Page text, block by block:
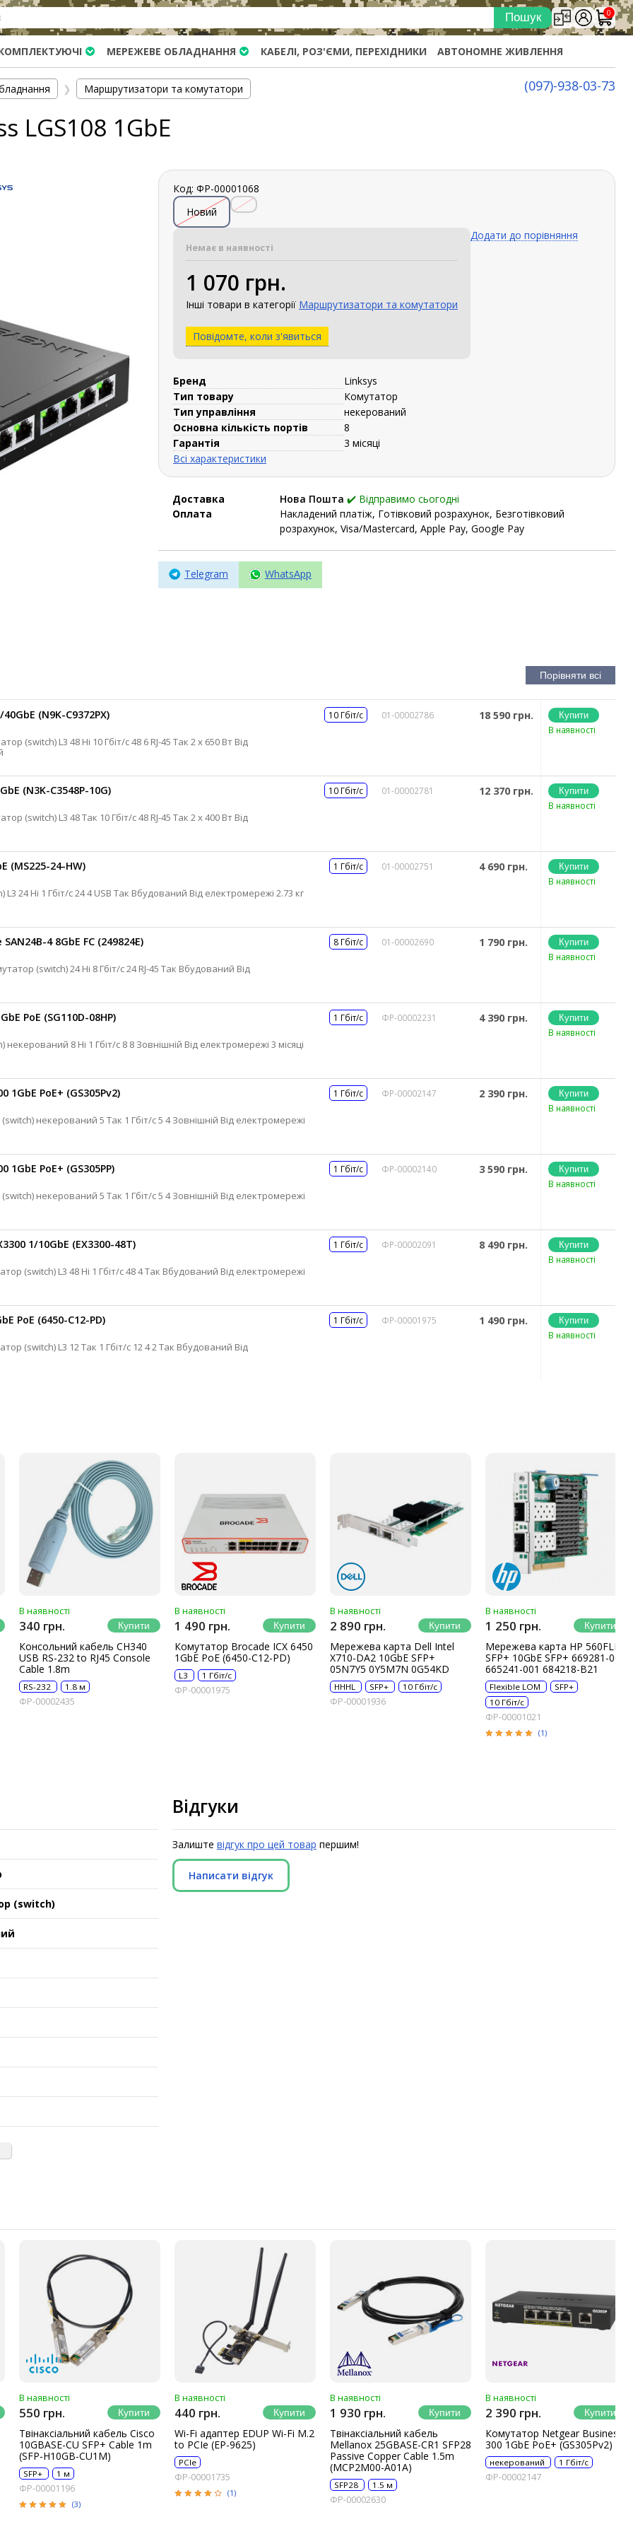
0
МЕРЕЖЕВЕ ОБЛАДНАННЯ КАБЕЛІ, РОЗ'ЄМИ, ПЕРЕХІДНИКИ АВТОНОМНЕ ЖИВЛЕННЯ
(097)-938-03-73
❯ Маршрутизатори та комутатори
LGS108 1GbE
Код: ФР-00001068
Новий
Немає в наявності
1 070 грн.
Інші товари в категорії Маршрутизатори та комутатори
Повідомте, коли з'явиться
Додати до порівняння
Бренд
Linksys
Тип товару
Комутатор
Тип управління
некерований
Основна кількість портів
8
Гарантія
3 місяці
Всі характеристики
Доставка Нова Пошта ✔️ Відправимо сьогодні
Оплата
Накладений платіж, Готівковий розрахунок, Безготівковий
розрахунок, Visa/Mastercard, Apple Pay, Google Pay
Telegram WhatsApp
(N9K-C9372PX) 10 Гбіт/с 01-00002786 18 590 грн.
В наявності
(N3K-C3548P-10G) 10 Гбіт/с 01-00002781 12 370 грн.
В наявності
(MS225-24-HW) 1 Гбіт/с 01-00002751 4 690 грн.
В наявності
4 8GbE FC (249824E) 8 Гбіт/с 01-00002690 1 790 грн.
В наявності
PoE (SG110D-08HP)
Cisco Комутатор коммутатор (switch) некерований 8 Ні 1 Гбіт/с 8 8 Зовнішній Від електромережі 3 місяці
1 Гбіт/с ФР-00002231 4 390 грн.
В наявності
PoE+ (GS305Pv2) 1 Гбіт/с ФР-00002147 2 390 грн.
В наявності
PoE+ (GS305PP) 1 Гбіт/с ФР-00002140 3 590 грн.
В наявності
1/10GbE (EX3300-48T) 1 Гбіт/с ФР-00002091 8 490 грн.
В наявності
PoE (6450-C12-PD) 1 Гбіт/с ФР-00001975 1 490 грн.
В наявності
В наявності
340 грн.
Консольний кабель CH340
USB RS-232 to RJ45 Console
Cable 1.8m
RS-232 1.8 м
ФР-00002435
В наявності
1 490 грн.
Комутатор Brocade ICX 6450
1GbE PoE (6450-C12-PD)
L3 1 Гбіт/с
ФР-00001975
В наявності
2 890 грн.
Мережева карта Dell Intel
X710-DA2 10GbE SFP+
05N7Y5 0Y5M7N 0G54KD
HHHL SFP+ 10 Гбіт/с
ФР-00001936
В наявності
1 250 грн.
Мережева карта HP 560FLR-
SFP+ 10GbE SFP+ 669281-001
665241-001 684218-B21
Flexible LOM
SFP+
10 Гбіт/с
ФР-00001021
(1)
(switch)
Відгуки
Залиште відгук про цей товар першим!
Написати відгук
В наявності
550 грн.
Твінаксіальний кабель Cisco
10GBASE-CU SFP+ Cable 1m
(SFP-H10GB-CU1M)
SFP+ 1 м
ФР-00001196
(3)
В наявності
440 грн.
Wi-Fi адаптер EDUP Wi-Fi M.2
to PCIe (EP-9625)
PCIe
ФР-00001735
(1)
В наявності
1 930 грн.
Твінаксіальний кабель
Mellanox 25GBASE-CR1 SFP28
Passive Copper Cable 1.5m
(MCP2M00-A01A)
SFP28 1.5 м
ФР-00002630
В наявності
2 390 грн.
Комутатор Netgear Business
300 1GbE PoE+ (GS305Pv2)
некерований 1 Гбіт/с
ФР-00002147